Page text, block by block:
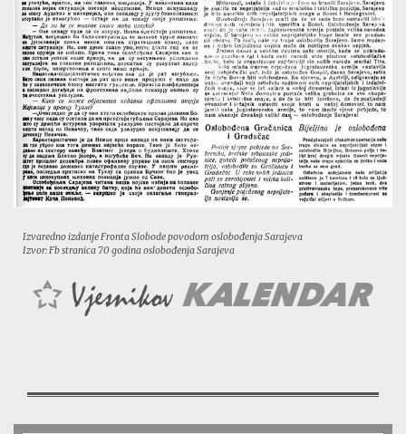
Izvaredno izdanje Fronta Slobode povodom oslobođenja Sarajeva
Izvor: Fb stranica 70 godina oslobođenja Sarajeva